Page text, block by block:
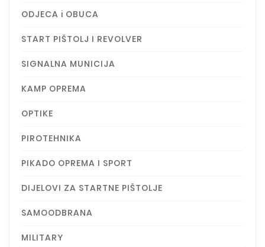
ODJECA i OBUCA
START PIŠTOLJ I REVOLVER
SIGNALNA MUNICIJA
KAMP OPREMA
OPTIKE
PIROTEHNIKA
PIKADO OPREMA I SPORT
DIJELOVI ZA STARTNE PIŠTOLJE
SAMOODBRANA
MILITARY